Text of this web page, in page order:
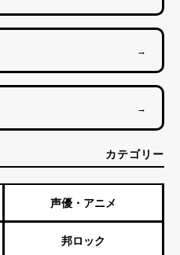
→
→
カテゴリー
声優・アニメ
邦ロック